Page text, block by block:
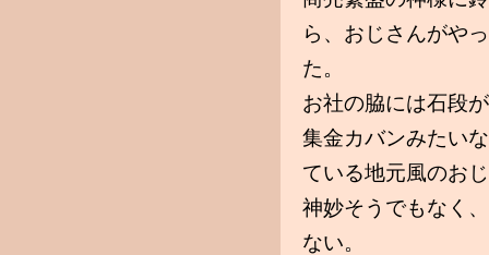
ら、おじさんがや
た。
お社の脇には石段
集金カバンみたい
ている地元風のお
神妙そうでもなく
ない。